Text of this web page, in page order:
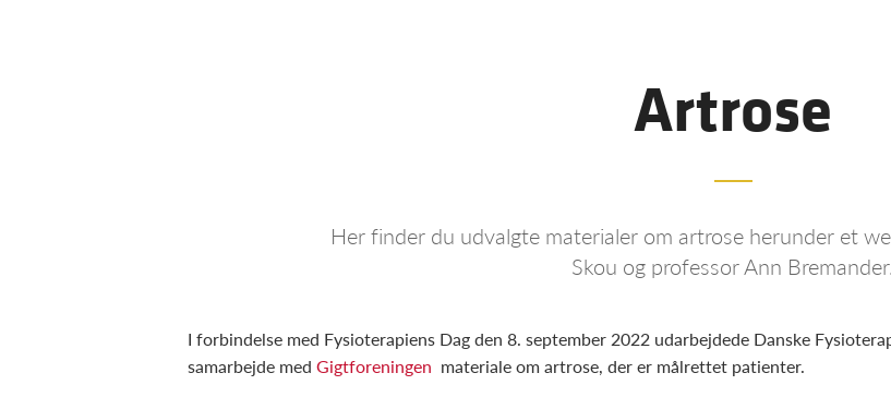
Artrose
Her finder du udvalgte materialer om artrose herunder et
Skou og professor Ann Bremander.
I forbindelse med Fysioterapiens Dag den 8. september 2022 udarbejdede Danske
samarbejde med Gigtforeningen materiale om artrose, der er målrettet patienter.